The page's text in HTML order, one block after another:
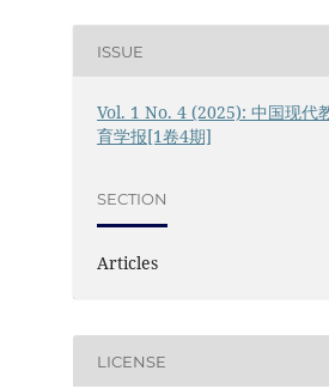
ISSUE
Vol. 1 No. 4 (2025): 中国现代
育学报[1卷4期]
SECTION
Articles
LICENSE